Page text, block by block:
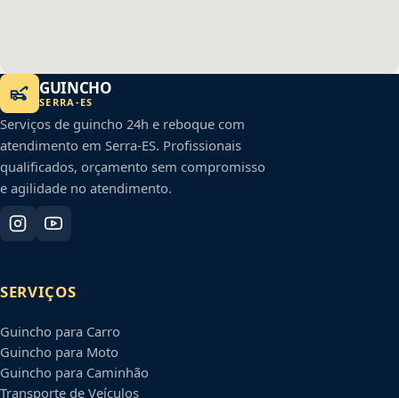
GUINCHO
SERRA -ES
Serviços de guincho 24h e reboque com
atendimento em Serra-ES. Profissionais
qualificados, orçamento sem compromisso
e agilidade no atendimento.
SERVIÇOS
Guincho para Carro
Guincho para Moto
Guincho para Caminhão
Transporte de Veículos